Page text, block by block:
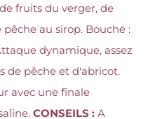
fruits du verger, de
au sirop. Bouche :
dynamique, assez
de pêche et d'abricot.
avec une finale
CONSEILS :A